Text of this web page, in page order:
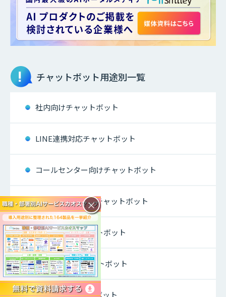
チャットボット用途別一覧
社内向けチャットボット
LINE連携対応チャットボット
コールセンター向けチャットボット
キャラクター活用チャットボット
外国語対応チャットボット
CV獲得向けチャットボット
FAQ対応チャットボット
×